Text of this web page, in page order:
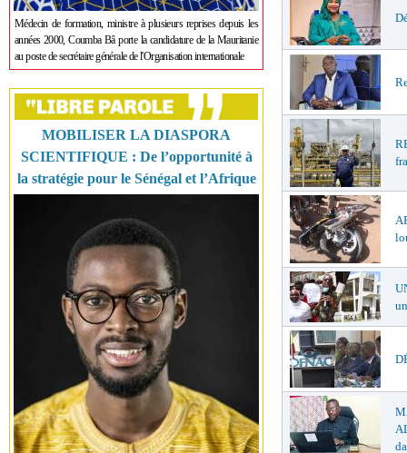
Médecin de formation, ministre à plusieurs reprises depuis les
années 2000, Coumba Bâ porte la candidature de la Mauritanie
au poste de secrétaire générale de l'Organisation internationale
MOBILISER LA DIASPORA
SCIENTIFIQUE : De l’opportunité à
la stratégie pour le Sénégal et l’Afrique